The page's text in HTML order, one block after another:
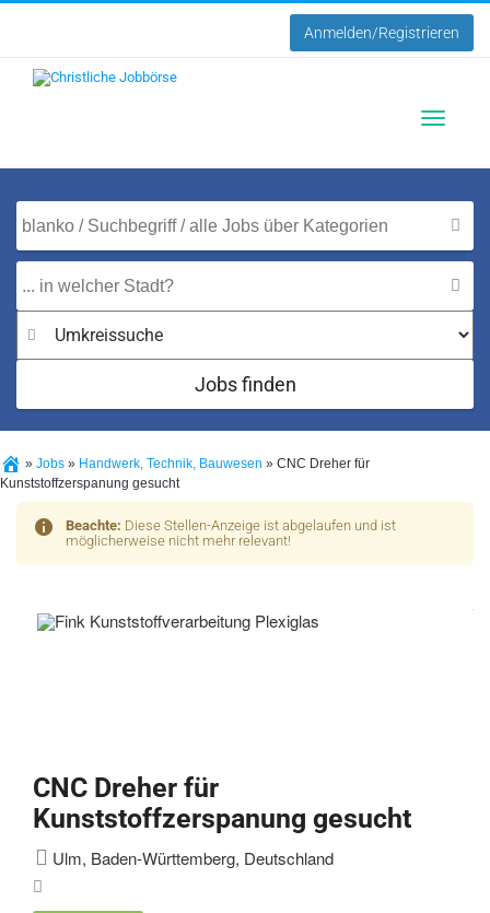
Anmelden/Registrieren
Jobs finden
» Jobs » Handwerk, Technik, Bauwesen » CNC Dreher für
Kunststoffzerspanung gesucht
Beachte: Diese Stellen-Anzeige ist abgelaufen und ist
möglicherweise nicht mehr relevant!
CNC Dreher für
Kunststoffzerspanung gesucht
Ulm, Baden-Württemberg, Deutschland